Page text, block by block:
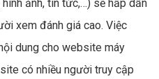
ảnh, tin tức,…) sẽ hấp dẫn
xem đánh giá cao. Việc
dung cho website máy
có nhiều người truy cập